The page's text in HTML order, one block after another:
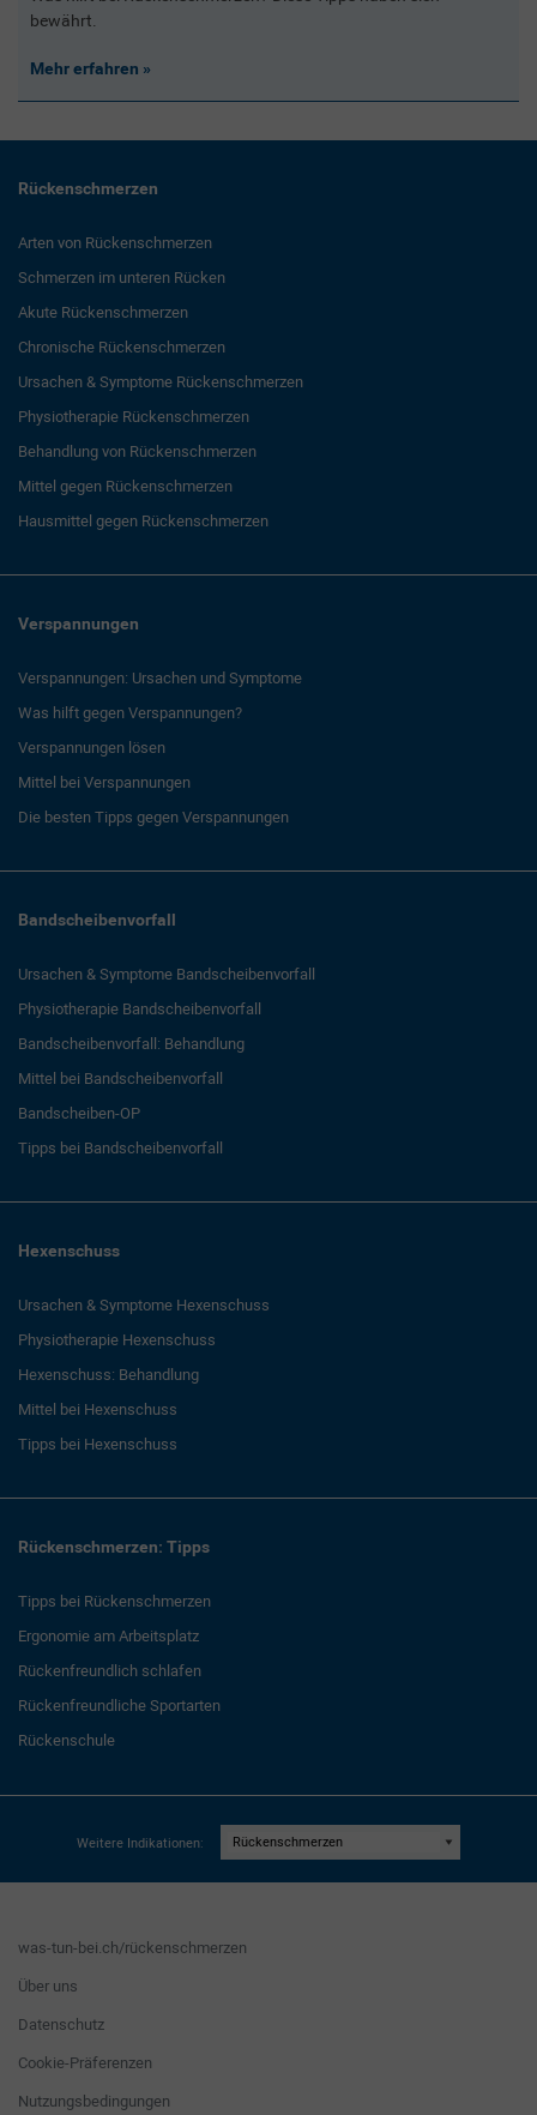
bewährt.
Mehr erfahren
Rückenschmerzen
Arten von Rückenschmerzen
Schmerzen im unteren Rücken
Akute Rückenschmerzen
Chronische Rückenschmerzen
Ursachen & Symptome Rückenschmerzen
Physiotherapie Rückenschmerzen
Behandlung von Rückenschmerzen
Mittel gegen Rückenschmerzen
Hausmittel gegen Rückenschmerzen
Verspannungen
Verspannungen: Ursachen und Symptome
Was hilft gegen Verspannungen?
Verspannungen lösen
Mittel bei Verspannungen
Die besten Tipps gegen Verspannungen
Bandscheibenvorfall
Ursachen & Symptome Bandscheibenvorfall
Physiotherapie Bandscheibenvorfall
Bandscheibenvorfall: Behandlung
Mittel bei Bandscheibenvorfall
Bandscheiben-OP
Tipps bei Bandscheibenvorfall
Hexenschuss
Ursachen & Symptome Hexenschuss
Physiotherapie Hexenschuss
Hexenschuss: Behandlung
Mittel bei Hexenschuss
Tipps bei Hexenschuss
Rückenschmerzen: Tipps
Tipps bei Rückenschmerzen
Ergonomie am Arbeitsplatz
Rückenfreundlich schlafen
Rückenfreundliche Sportarten
Rückenschule
Weitere Indikationen:
was-tun-bei.ch/rückenschmerzen
Über uns
Datenschutz
Cookie-Präferenzen
Nutzungsbedingungen